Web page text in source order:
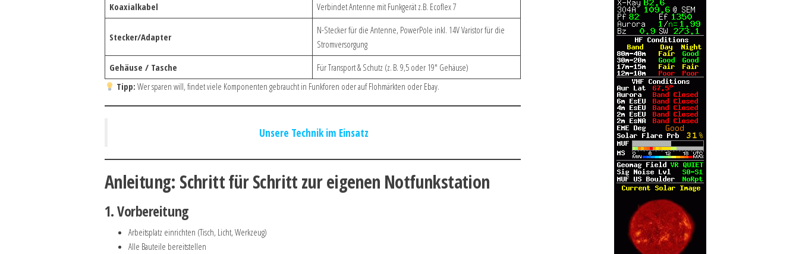
Koaxialkabel
Verbindet Antenne mit Funkgerät z.B. Ecoflex 7
Stecker/Adapter
N-Stecker für die Antenne, PowerPole inkl. 14V Varistor für die
Stromversorgung
Gehäuse / Tasche
Für Transport & Schutz (z. B. 9,5 oder 19″ Gehäuse)
Tipp: Wer sparen will, findet viele Komponenten gebraucht in Funkforen oder auf Flohmärkten oder Ebay.
Unsere Technik im Einsatz
Anleitung: Schritt für Schritt zur eigenen Notfunkstation
1. Vorbereitung
Arbeitsplatz einrichten (Tisch, Licht, Werkzeug)
Alle Bauteile bereitstellen